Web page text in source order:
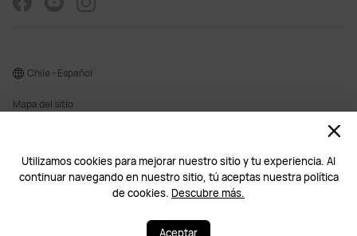
Utilizamos cookies para mejorar nuestro sitio y tu experiencia. Al
continuar navegando en nuestro sitio, tú aceptas nuestra política
de cookies. Descubre más.
Aceptar
˅
©2026 Huawei Device Co., Ltd. Todos los derechos reservados.
Mapa del sitio
Declaración de privacidad
Chile - Español
¿Necesitas ayuda? Estoy a tu disposición.
¿Necesitas ayuda? Estoy a tu disposición.